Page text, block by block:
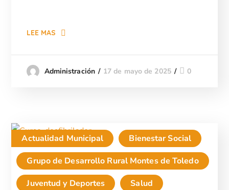
LEE MAS
Administración 17 de mayo de 2025 0
Actualidad Municipal
Bienestar Social
Grupo de Desarrollo Rural Montes de Toledo
Juventud y Deportes
Salud